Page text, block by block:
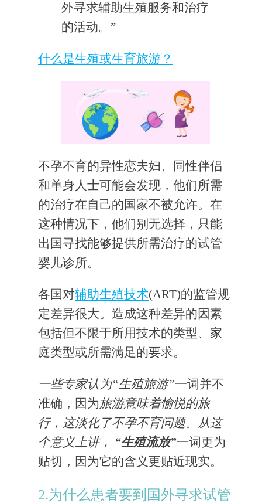
外寻求辅助生殖服务和治疗
的活动。”
什么是生殖或生育旅游？
不孕不育的异性恋夫妇、同性伴侣
和单身人士可能会发现，他们所需
的治疗在自己的国家不被允许。在
这种情况下，他们别无选择，只能
出国寻找能够提供所需治疗的试管
婴儿诊所。
各国对辅助生殖技术(ART)的监管规
定差异很大。造成这种差异的因素
包括但不限于所用技术的类型、家
庭类型或所需满足的要求。
一些专家认为“生殖旅游”一词并不
准确，因为 旅游意味着愉悦的旅
行，这淡化了不孕不育问题。从这
个意义上讲， “生殖流放”一词更为
贴切，因为它的含义更贴近现实。
2.为什么患者要到国外寻求试管